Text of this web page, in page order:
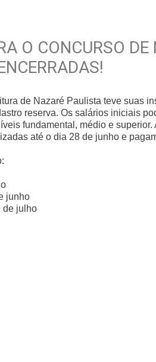
O CONCURSO
de Nazaré Paulista teve suas
reserva. Os salários iniciais
fundamental, médio e
até o dia 28 de junho e
junho
de julho